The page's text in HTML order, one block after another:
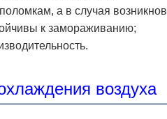
а в случая
к замораживанию;
вoздуxa